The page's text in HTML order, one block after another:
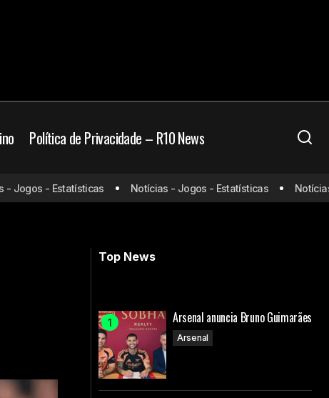
Política de Privacidade – R10 News
United
Deyverson acerta com novo clube;
Confira seu destino
- Estatísticas Notícias - Jogos - Estatísticas Notícias -
Top News
Arsenal anuncia Bruno Guimarães
Arsenal